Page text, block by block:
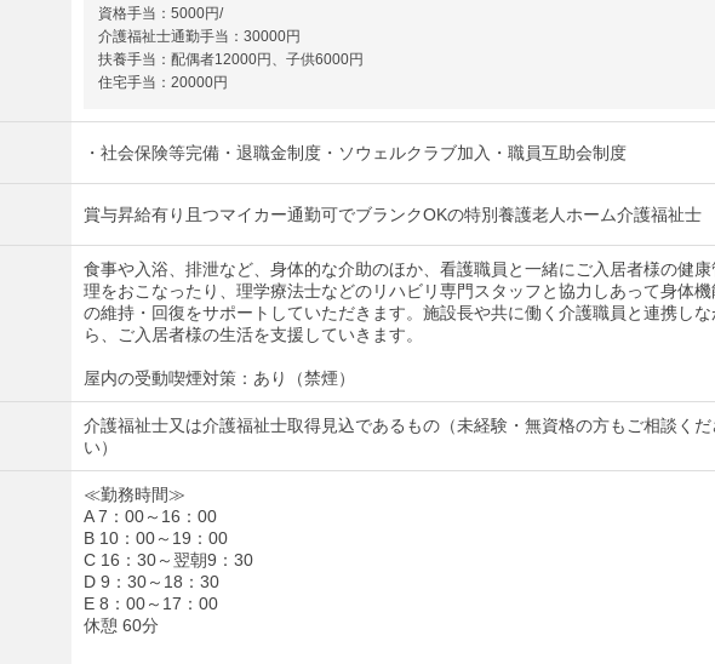
資格手当：5000円/
介護福祉士通勤手当：30000円
扶養手当：配偶者12000円、子供6000円
住宅手当：20000円
・社会保険等完備・退職金制度・ソウェルクラブ加入・職員互助会制度
賞与昇給有り且つマイカー通勤可でブランクOKの特別養護老人ホーム介護福祉士
食事や入浴、排泄など、身体的な介助のほか、看護職員と一緒にご入居者様の健康
理をおこなったり、理学療法士などのリハビリ専門スタッフと協力しあって身体機
の維持・回復をサポートしていただきます。施設長や共に働く介護職員と連携しな
ら、ご入居者様の生活を支援していきます。
屋内の受動喫煙対策：あり（禁煙）
介護福祉士又は介護福祉士取得見込であるもの（未経験・無資格の方もご相談くだ
い）
≪勤務時間≫
A 7：00～16：00
B 10：00～19：00
C 16：30～翌朝9：30
D 9：30～18：30
E 8：00～17：00
休憩 60分